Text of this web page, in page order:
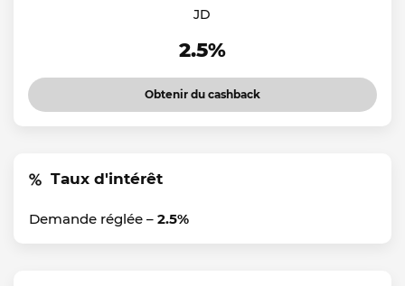
JD
2.5%
Obtenir du cashback
Taux d'intérêt
Demande réglée – 2.5%